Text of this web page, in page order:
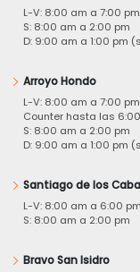
L-V: 8:00 am a 7:00 pm
S: 8:00 am a 2:00 pm
D: 9:00 am a 1:00 pm
Arroyo Hondo
L-V: 8:00 am a 7:00 pm
Counter hasta las
S: 8:00 am a 2:00 pm
D: 9:00 am a 1:00 pm
Santiago de los
L-V: 8:00 am a 6:00 pm
S: 8:00 am a 2:00 pm
Bravo San Isidro